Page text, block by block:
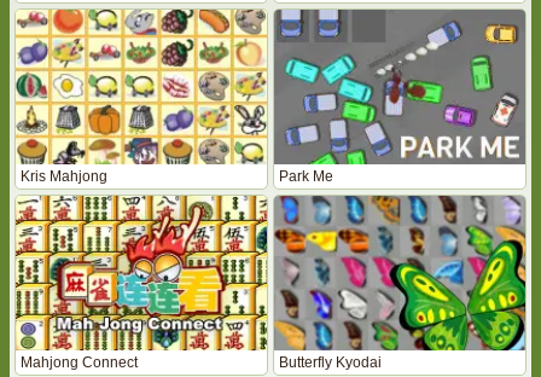
Kris Mahjong Park Me
Mahjong Connect Butterfly Kyodai